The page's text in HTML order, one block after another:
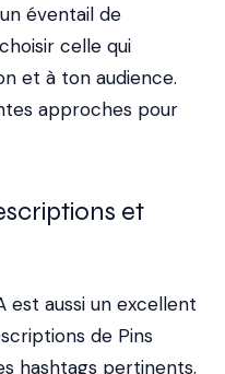
éventail de
celle qui
et à ton audience.
approches pour
et
est aussi un excellent
de Pins
hashtags pertinents.